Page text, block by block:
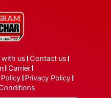
us Contact us
Carrier
Privacy Policy